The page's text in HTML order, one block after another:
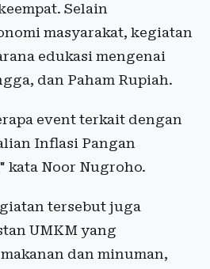
Selain
masyarakat, kegiatan
edukasi mengenai
dan Paham Rupiah.
event terkait dengan
Inflasi Pangan
kata Noor Nugroho.
tersebut juga
UMKM yang
dan minuman,